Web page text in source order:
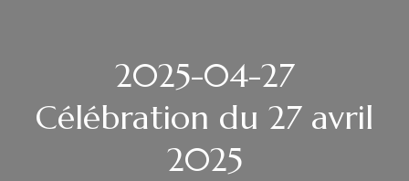
2025-04-27
Célébration du 27 avril
2025